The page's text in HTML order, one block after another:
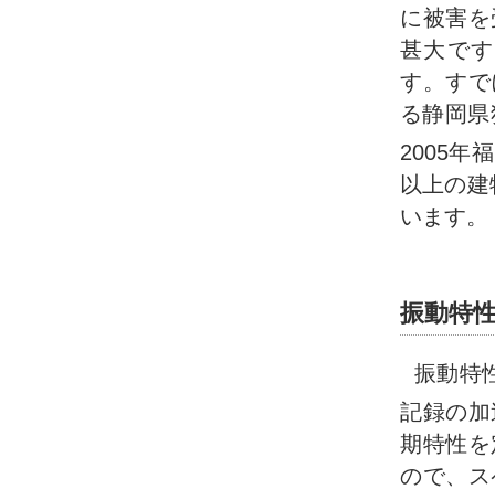
に被害
甚大で
す。す
る静岡
2005年
以上の
います。
振動特
振動特
記録の
期特性
ので、